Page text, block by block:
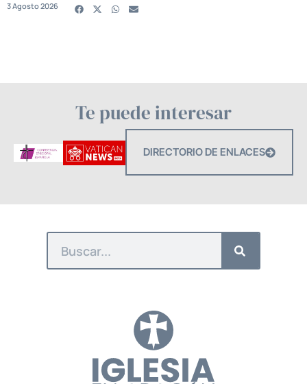
3 Agosto 2026
Te puede interesar
DIRECTORIO DE ENLACES